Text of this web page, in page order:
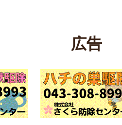
広告